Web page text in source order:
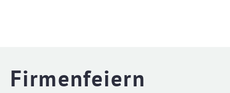
Firmenfeiern